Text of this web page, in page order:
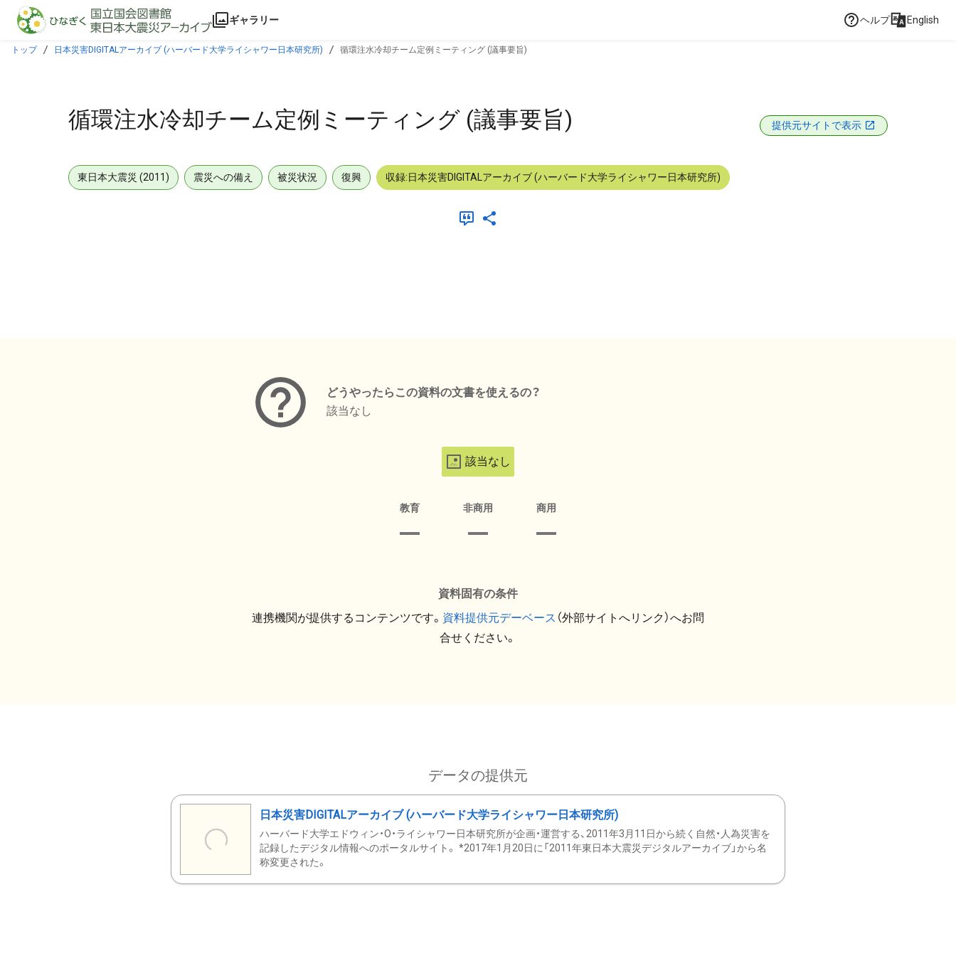
本文に飛ぶ
ギャラリー ヘルプ English
トップ 日本災害DIGITALアーカイブ (ハーバード大学ライシャワー日本研究所) 循環注水冷却チーム定例ミーティング (議事要旨)
循環注水冷却チーム定例ミーティング (議事要旨) 提供元サイトで表示
東日本大震災 (2011) 震災への備え 被災状況 復興 収録:日本災害DIGITALアーカイブ (ハーバード大学ライシャワー日本研究所)
どうやったらこの資料の文書を使えるの？
該当なし
該当なし
教育 非商用 商用
資料固有の条件
連携機関が提供するコンテンツです。 資料提供元デーベース （外部サイトへリンク）へお問
合せください。
データの提供元
日本災害DIGITALアーカイブ (ハーバード大学ライシャワー日本研究所)
ハーバード大学エドウィン・O・ライシャワー日本研究所が企画・運営する、2011年3月11日から続く自然・人為災害を
記録したデジタル情報へのポータルサイト。 *2017年1月20日に「2011年東日本大震災デジタルアーカイブ」から名
称変更された。